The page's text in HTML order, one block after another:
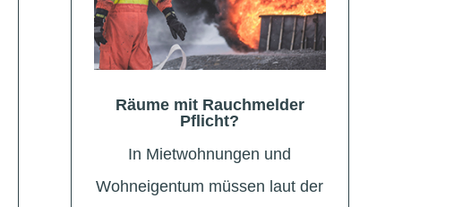
Räume mit Rauchmelder
Pflicht?
In Mietwohnungen und
Wohneigentum müssen laut der